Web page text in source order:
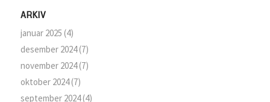
ARKIV
januar 2025 (4)
desember 2024(7)
november 2024(7)
oktober 2024(7)
september 2024(4)